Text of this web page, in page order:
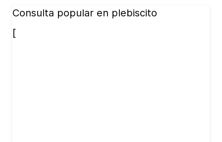
Consulta popular en plebiscito
[